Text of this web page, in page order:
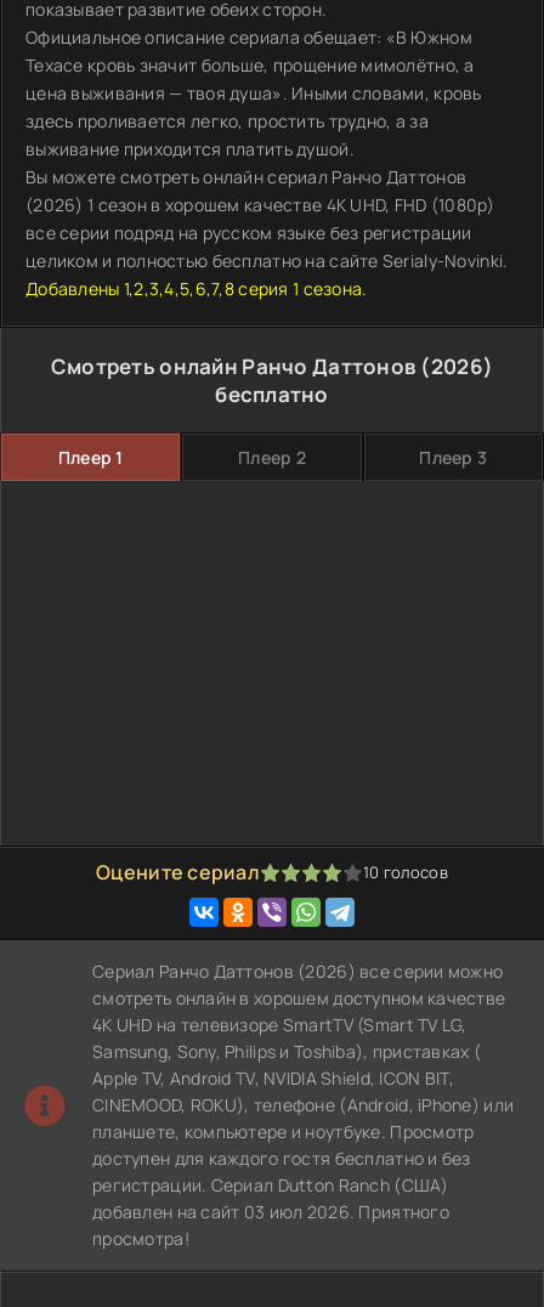
показывает развитие обеих сторон.
Официальное описание сериала обещает: «В Южном
Техасе кровь значит больше, прощение мимолётно, а
цена выживания — твоя душа». Иными словами, кровь
здесь проливается легко, простить трудно, а за
выживание приходится платить душой.
Вы можете смотреть онлайн сериал Ранчо Даттонов
(2026) 1 сезон в хорошем качестве 4K UHD, FHD (1080p)
все серии подряд на русском языке без регистрации
целиком и полностью бесплатно на сайте Serialy-Novinki.
Добавлены 1,2,3,4,5,6,7,8 серия 1 сезона.
Смотреть онлайн Ранчо Даттонов (2026)
бесплатно
Плеер 1 Плеер 2 Плеер 3
Оцените сериал
1 2 3 4 5 10 голосов
Сериал Ранчо Даттонов (2026) все серии можно
смотреть онлайн в хорошем доступном качестве
4K UHD на телевизоре SmartTV (Smart TV LG,
Samsung, Sony, Philips и Toshiba), приставках (
Apple TV, Android TV, NVIDIA Shield, ICON BIT,
CINEMOOD, ROKU), телефоне (Android, iPhone) или
планшете, компьютере и ноутбуке. Просмотр
доступен для каждого гостя бесплатно и без
регистрации. Сериал Dutton Ranch (США)
добавлен на сайт 03 июл 2026. Приятного
просмотра!